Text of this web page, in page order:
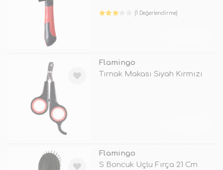
(1 Değerlendirme)
Flamingo
Tırnak Makası Siyah Kırmızı
Flamingo
S Boncuk Uçlu Fırça 21 Cm